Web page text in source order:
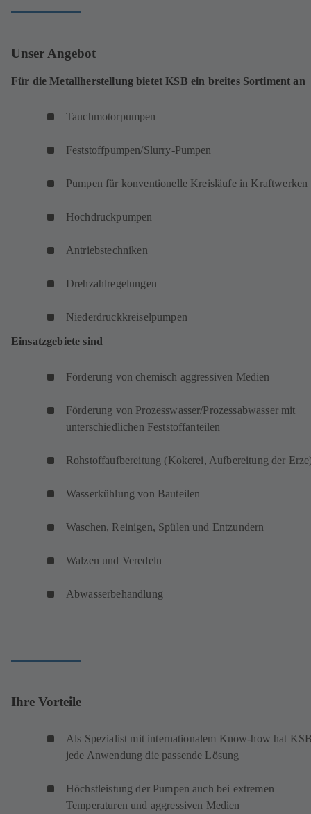
Unser Angebot
Für die Metallherstellung bietet KSB ein breites Sortiment an
Tauchmotorpumpen
Feststoffpumpen/Slurry-Pumpen
Pumpen für konventionelle Kreisläufe in Kraftwerken
Hochdruckpumpen
Antriebstechniken
Drehzahlregelungen
Niederdruckkreiselpumpen
Einsatzgebiete sind
Förderung von chemisch aggressiven Medien
Förderung von Prozesswasser/Prozessabwasser mit
unterschiedlichen Feststoffanteilen
Rohstoffaufbereitung (Kokerei, Aufbereitung der
Wasserkühlung von Bauteilen
Waschen, Reinigen, Spülen und Entzundern
Walzen und Veredeln
Abwasserbehandlung
Ihre Vorteile
Als Spezialist mit internationalem Know-how hat
jede Anwendung die passende Lösung
Höchstleistung der Pumpen auch bei extremen
Temperaturen und aggressiven Medien